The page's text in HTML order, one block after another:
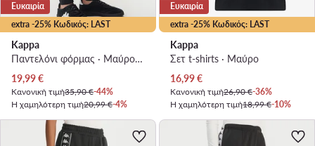
extra -25% Κωδικός: LAST
Ευκαιρία
Kappa
Παντελόνι φόρμας · Μαύρο · Slim Fit
Τρέχουσα τιμή
19,99€
Κανονική τιμή35,90 €-44%
Η χαμηλότερη τιμή20,99 €-4%
extra -25% Κωδικός: LAST
Ευκαιρία
Kappa
Σετ t-shirts · Μαύρο
Τρέχουσα τιμή
16,99€
Κανονική τιμή26,90 €-36%
Η χαμηλότερη τιμή18,99 €-10%